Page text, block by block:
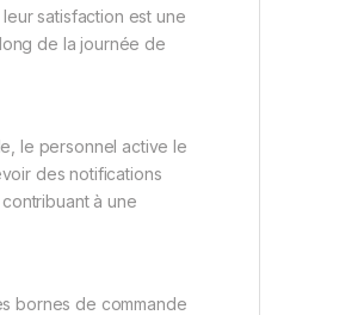
satisfaction est une
de la journée de
le personnel active le
des notifications
à une
bornes de commande